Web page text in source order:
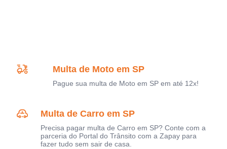
Multa de Moto em SP
Pague sua multa de Moto em SP em até 12x!
Multa de Carro em SP
Precisa pagar multa de Carro em SP? Conte com a
parceria do Portal do Trânsito com a Zapay para
fazer tudo sem sair de casa.